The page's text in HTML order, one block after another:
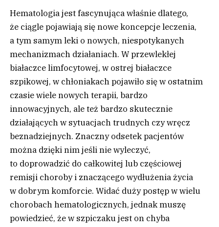
Hematologia jest fascynująca właśnie dlatego,
że ciągle pojawiają się nowe koncepcje leczenia,
a tym samym leki o nowych, niespotykanych
mechanizmach działaniach. W przewlekłej
białaczce limfocytowej, w ostrej białaczce
szpikowej, w chłoniakach pojawiło się w ostatnim
czasie wiele nowych terapii, bardzo
innowacyjnych, ale też bardzo skutecznie
działających w sytuacjach trudnych czy wręcz
beznadziejnych. Znaczny odsetek pacjentów
można dzięki nim jeśli nie wyleczyć,
to doprowadzić do całkowitej lub częściowej
remisji choroby i znaczącego wydłużenia życia
w dobrym komforcie. Widać duży postęp w wielu
chorobach hematologicznych, jednak muszę
powiedzieć, że w szpiczaku jest on chyba